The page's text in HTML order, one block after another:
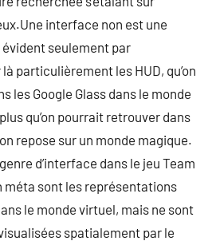
interface non est une
seulement par
particulièrement les HUD, qu’on
les Google Glass dans le monde
qu’on pourrait retrouver dans
on repose sur un monde magique.
d’interface dans le jeu Team
méta sont les représentations
le monde virtuel, mais ne sont
spatialement par le